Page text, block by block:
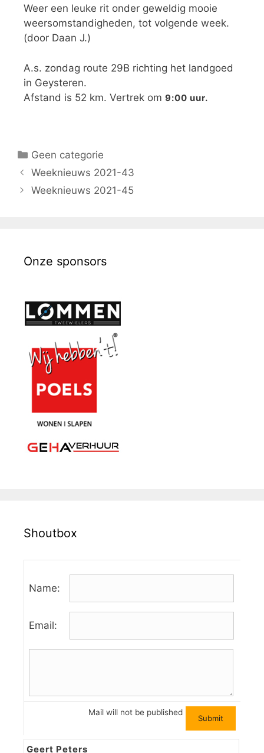
Weer een leuke rit onder geweldig mooie
weersomstandigheden, tot volgende week.
(door Daan J.)
A.s. zondag route 29B richting het landgoed
in Geysteren.
Afstand is 52 km. Vertrek om 9:00 uur.
Geen categorie
Weeknieuws 2021-43
Weeknieuws 2021-45
Onze sponsors
Shoutbox
Name:
Email:
Mail will not be published
Geert Peters